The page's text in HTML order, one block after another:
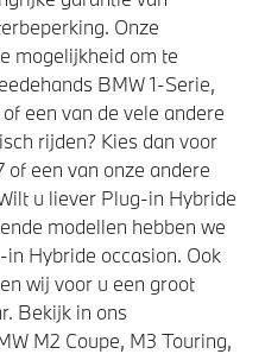
achter
SCM)
Onze
mogelijkheid om te
BMW 1-Serie,
een van de vele andere
rijden? Kies dan voor
of een van onze andere
u liever Plug-in Hybride
modellen hebben we
Hybride occasion. Ook
wij voor u een groot
Bekijk in ons
M2 Coupe, M3 Touring,